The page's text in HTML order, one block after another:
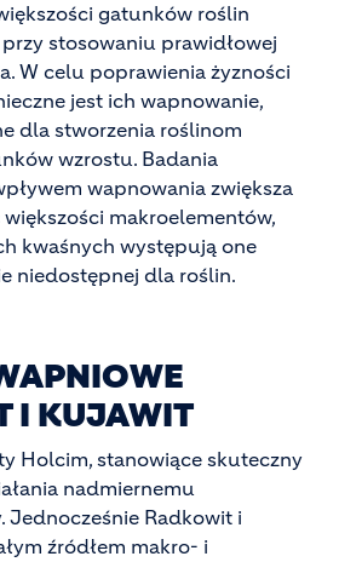
gatunków roślin
stosowaniu prawidłowej
W celu poprawienia żyzności
jest ich wapnowanie,
dla stworzenia roślinom
wzrostu. Badania
wapnowania zwiększa
makroelementów,
kwaśnych występują one
niedostępnej dla roślin.
I KUJAWIT
Holcim, stanowiące skuteczny
nadmiernemu
Jednocześnie Radkowit i
źródłem makro- i